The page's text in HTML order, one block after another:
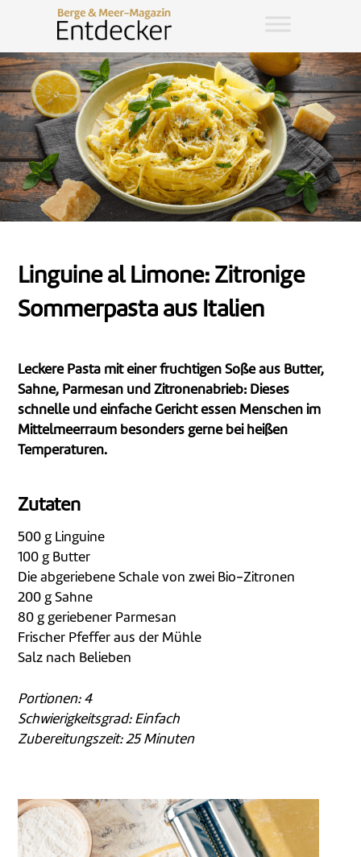
Linguine al Limone: Zitronige
Sommerpasta aus Italien
Leckere Pasta mit einer fruchtigen Soße aus Butter,
Sahne, Parmesan und Zitronenabrieb: Dieses
schnelle und einfache Gericht essen Menschen im
Mittelmeerraum besonders gerne bei heißen
Temperaturen.
Zutaten
500 g Linguine
100 g Butter
Die abgeriebene Schale von zwei Bio-Zitronen
200 g Sahne
80 g geriebener Parmesan
Frischer Pfeffer aus der Mühle
Salz nach Belieben
Portionen: 4
Schwierigkeitsgrad: Einfach
Zubereitungszeit: 25Minuten